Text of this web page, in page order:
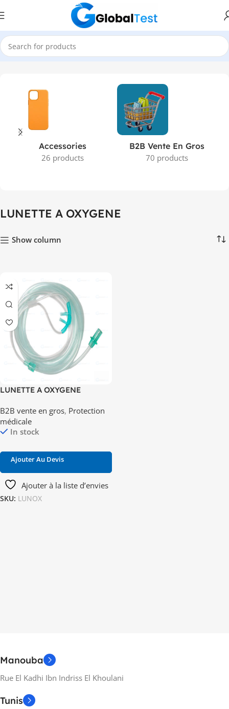
Accueil Produits identifiés “LUNETTE A OXYGENE”
Accessories
26 products
B2B Vente En Gros
70 products
LUNETTE A OXYGENE
Show column
LUNETTE A OXYGENE
B2B vente en gros, Protection
médicale
In stock
Ajouter Au Devis
Ajouter à la liste d’envies
SKU: LUNOX
Manouba
Rue El Kadhi Ibn Indriss El Khoulani
Tunis